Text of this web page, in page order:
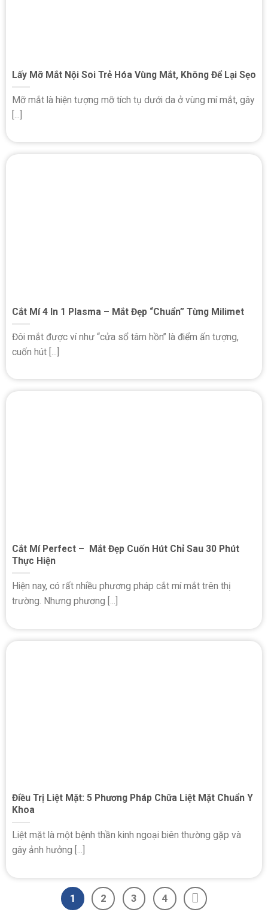
Lấy Mỡ Mắt Nội Soi Trẻ Hóa Vùng Mắt, Không Để Lại Sẹo
Mỡ mắt là hiện tượng mỡ tích tụ dưới da ở vùng mí mắt, gây
[...]
Cắt Mí 4 In 1 Plasma – Mắt Đẹp “Chuẩn” Từng Milimet
Đôi mắt được ví như “cửa sổ tâm hồn” là điểm ấn tượng,
cuốn hút [...]
Cắt Mí Perfect – Mắt Đẹp Cuốn Hút Chỉ Sau 30 Phút
Thực Hiện
Hiện nay, có rất nhiều phương pháp cắt mí mắt trên thị
trường. Nhưng phương [...]
Điều Trị Liệt Mặt: 5 Phương Pháp Chữa Liệt Mặt Chuẩn Y
Khoa
Liệt mặt là một bệnh thần kinh ngoại biên thường gặp và
gây ảnh hưởng [...]
1 2 3 4